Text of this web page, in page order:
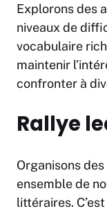
Explorons des
niveaux de
vocabulaire
maintenir
confronter à
Rallye
Organisons
ensemble de
littéraires.